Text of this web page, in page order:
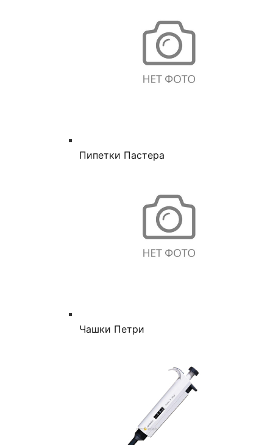
Пипетки Пастера
Чашки Петри